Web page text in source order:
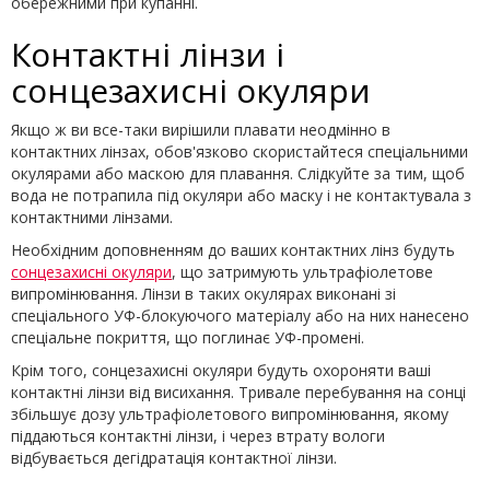
Контактні лінзи і
сонцезахисні окуляри
Якщо ж ви все-таки вирішили плавати неодмінно в
контактних лінзах, обов'язково скористайтеся спеціальними
окулярами або маскою для плавання. Слідкуйте за тим, щоб
вода не потрапила під окуляри або маску і не контактувала з
контактними лінзами.
Необхідним доповненням до ваших контактних лінз будуть
сонцезахисні окуляри, що затримують ультрафіолетове
випромінювання. Лінзи в таких окулярах виконані зі
спеціального УФ-блокуючого матеріалу або на них нанесено
спеціальне покриття, що поглинає УФ-промені.
Крім того, сонцезахисні окуляри будуть охороняти ваші
контактні лінзи від висихання. Тривале перебування на сонці
збільшує дозу ультрафіолетового випромінювання, якому
піддаються контактні лінзи, і через втрату вологи
відбувається дегідратація контактної лінзи.